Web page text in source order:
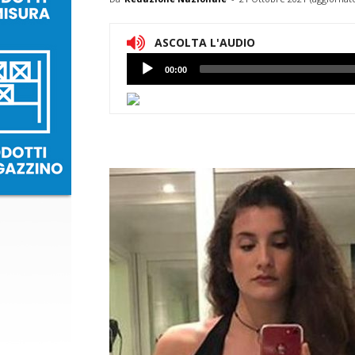
ASCOLTA L'AUDIO
Lettore
Audio
00:00